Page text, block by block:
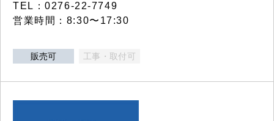
TEL：0276-22-7749
営業時間：8:30〜17:30
販売可 工事・取付可